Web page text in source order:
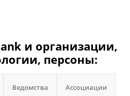
и организации,
персоны:
Ведомства Ассоциации